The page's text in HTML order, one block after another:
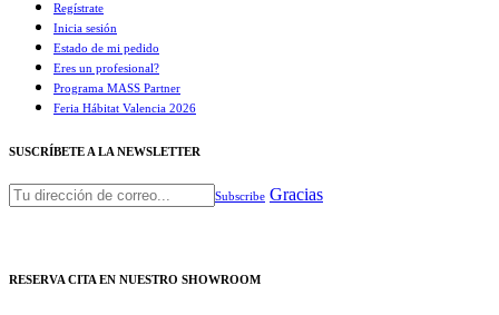
Regístrate
Inicia sesión
Estado de mi pedido
Eres un profesional?
Programa MASS Partner
Feria Hábitat Valencia 2026​
SUSCRÍBETE A LA NEWSLETTER
Subscribe Gracias
RESERVA CITA EN NUESTRO SHOWROOM